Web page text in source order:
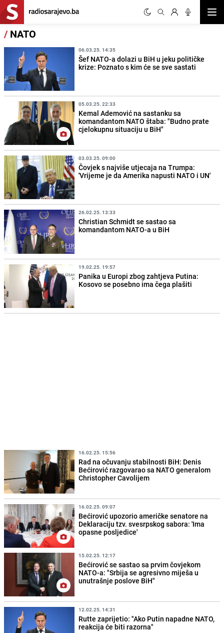
/ NATO
06.03.25. 14:35
Šef NATO-a dolazi u BiH u jeku političke
krize: Poznato s kim će se sve sastati
05.03.25. 22:33
Kemal Ademović na sastanku sa
komandantom NATO štaba: "Budno prate
cjelokupnu situaciju u BiH"
03.03.25. 09:00
Čovjek s najviše utjecaja na Trumpa:
'Vrijeme je da Amerika napusti NATO i UN'
26.02.25. 13:33
Christian Schmidt se sastao sa
komandantom NATO-a u BiH
19.02.25. 19:57
Panika u Europi zbog zahtjeva Putina:
Kosovo se posebno ima čega plašiti
16.02.25. 15:56
Rad na očuvanju stabilnosti BiH: Denis
Bećirović razgovarao sa NATO generalom
Christopher Cavolijem
16.02.25. 09:07
Bećirović upozorio američke senatore na
Deklaraciju tzv. svesrpskog sabora: 'Ima
opasne posljedice'
15.02.25. 12:17
Bećirović se sastao sa prvim čovjekom
NATO-a: "Srbija se agresivno miješa u
unutrašnje poslove BiH"
12.02.25. 14:31
Rutte zaprijetio: "Ako Putin napadne NATO,
reakcija će biti razorna"